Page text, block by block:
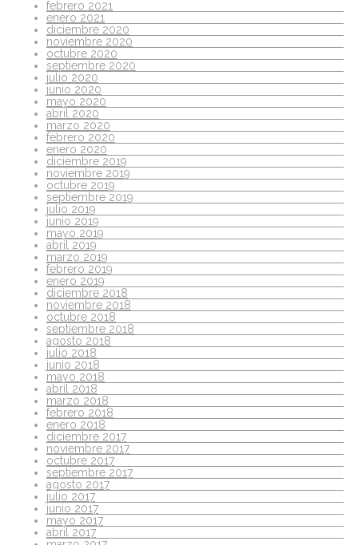
febrero 2021
enero 2021
diciembre 2020
noviembre 2020
octubre 2020
septiembre 2020
julio 2020
junio 2020
mayo 2020
abril 2020
marzo 2020
febrero 2020
enero 2020
diciembre 2019
noviembre 2019
octubre 2019
septiembre 2019
julio 2019
junio 2019
mayo 2019
abril 2019
marzo 2019
febrero 2019
enero 2019
diciembre 2018
noviembre 2018
octubre 2018
septiembre 2018
agosto 2018
julio 2018
junio 2018
mayo 2018
abril 2018
marzo 2018
febrero 2018
enero 2018
diciembre 2017
noviembre 2017
octubre 2017
septiembre 2017
agosto 2017
julio 2017
junio 2017
mayo 2017
abril 2017